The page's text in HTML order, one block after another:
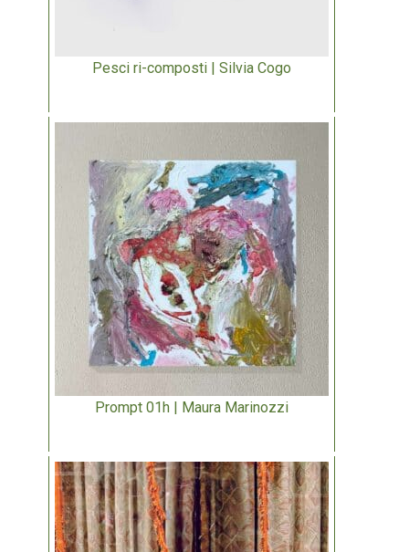
Pesci ri-composti | Silvia Cogo
Prompt 01h | Maura Marinozzi